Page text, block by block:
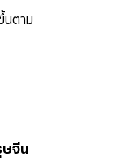
ตาม
ษจีน